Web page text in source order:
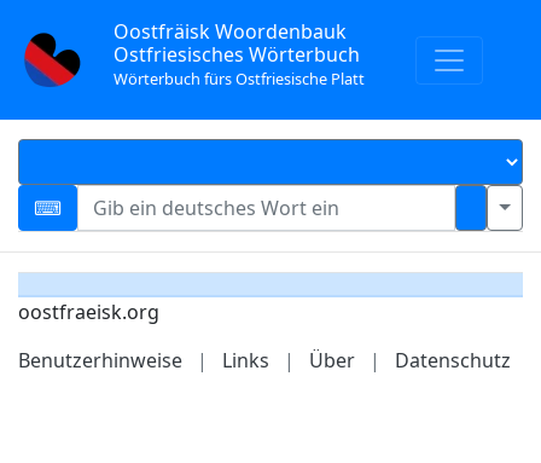
Oostfräisk Woordenbauk
Ostfriesisches Wörterbuch
Wörterbuch fürs Ostfriesische Platt
oostfraeisk.org
Benutzerhinweise
| Links | Über | Datenschutz